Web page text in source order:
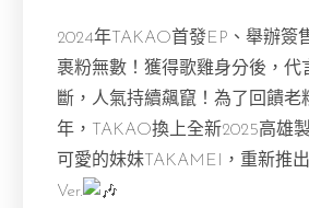
2024年TAKAO首發EP、舉辦簽
裹粉無數！獲得歌雞身分後，代
斷，人氣持續飆竄！為了回饋老
年，TAKAO換上全新2025高雄
可愛的妹妹TAKAMEI，重新推
Ver.